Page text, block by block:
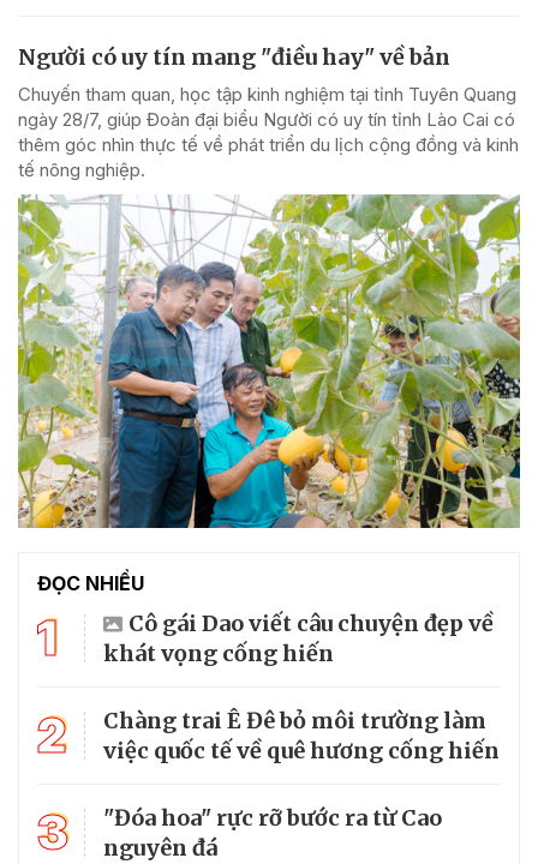
Người có uy tín mang "điều hay" về bản
Chuyến tham quan, học tập kinh nghiệm tại tỉnh Tuyên Quang
ngày 28/7, giúp Đoàn đại biểu Người có uy tín tỉnh Lào Cai có
thêm góc nhìn thực tế về phát triển du lịch cộng đồng và kinh
tế nông nghiệp.
ĐỌC NHIỀU
1
Cô gái Dao viết câu chuyện đẹp về
khát vọng cống hiến
2
Chàng trai Ê Đê bỏ môi trường làm
việc quốc tế về quê hương cống hiến
3
"Đóa hoa" rực rỡ bước ra từ Cao
nguyên đá